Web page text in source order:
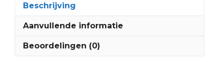
Beschrijving
Aanvullende informatie
Beoordelingen (0)